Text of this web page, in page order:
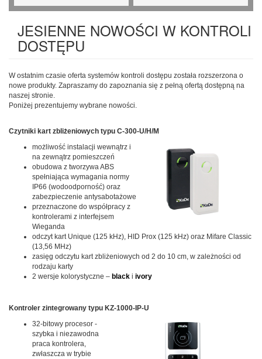
JESIENNE NOWOŚCI W KONTROLI
DOSTĘPU
W ostatnim czasie oferta systemów kontroli dostępu została rozszerzona o
nowe produkty. Zapraszamy do zapoznania się z pełną ofertą dostępną na
naszej stronie.
Poniżej prezentujemy wybrane nowości.
Czytniki kart zbliżeniowych typu C-300-U/H/M
możliwość instalacji wewnątrz i
na zewnątrz pomieszczeń
obudowa z tworzywa ABS
spełniająca wymagania normy
IP66 (wodoodporność) oraz
zabezpieczenie antysabotażowe
przeznaczone do współpracy z
kontrolerami z interfejsem
Wieganda
odczyt kart Unique (125 kHz), HID Prox (125 kHz) oraz Mifare Classic
(13,56 MHz)
zasięg odczytu kart zbliżeniowych od 2 do 10 cm, w zależności od
rodzaju karty
2 wersje kolorystyczne – black i ivory
Kontroler zintegrowany typu KZ-1000-IP-U
32-bitowy procesor -
szybka i niezawodna
praca kontrolera,
zwłaszcza w trybie